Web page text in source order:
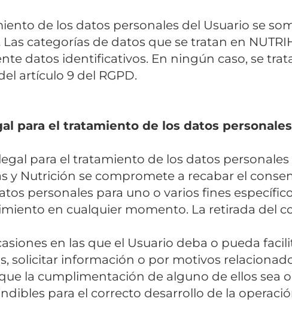
de los datos personales del Usuario se
Las categorías de datos que se tratan en
datos identificativos. En ningún caso, se
artículo 9 del RGPD.
para el tratamiento de los datos personales
para el tratamiento de los datos
y Nutrición se compromete a recabar el
personales para uno o varios fines
en cualquier momento. La retirada del
en las que el Usuario deba o pueda
solicitar información o por motivos
la cumplimentación de alguno de ellos sea
para el correcto desarrollo de la